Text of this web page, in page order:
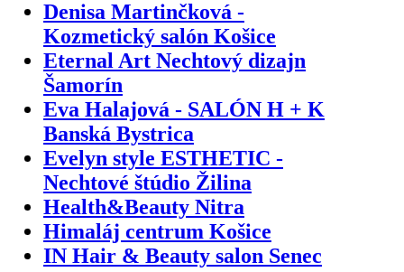
Denisa Martinčková -
Kozmetický salón Košice
Eternal Art Nechtový dizajn
Šamorín
Eva Halajová - SALÓN H + K
Banská Bystrica
Evelyn style ESTHETIC -
Nechtové štúdio Žilina
Health&Beauty Nitra
Himaláj centrum Košice
IN Hair & Beauty salon Senec